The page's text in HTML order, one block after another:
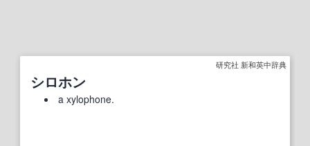
研究社 新和英中辞典
シロホン
a xylophone.